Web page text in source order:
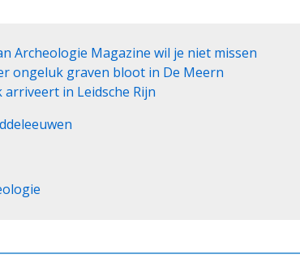
Archeologie Magazine wil je niet missen
ongeluk graven bloot in De Meern
in Leidsche Rijn